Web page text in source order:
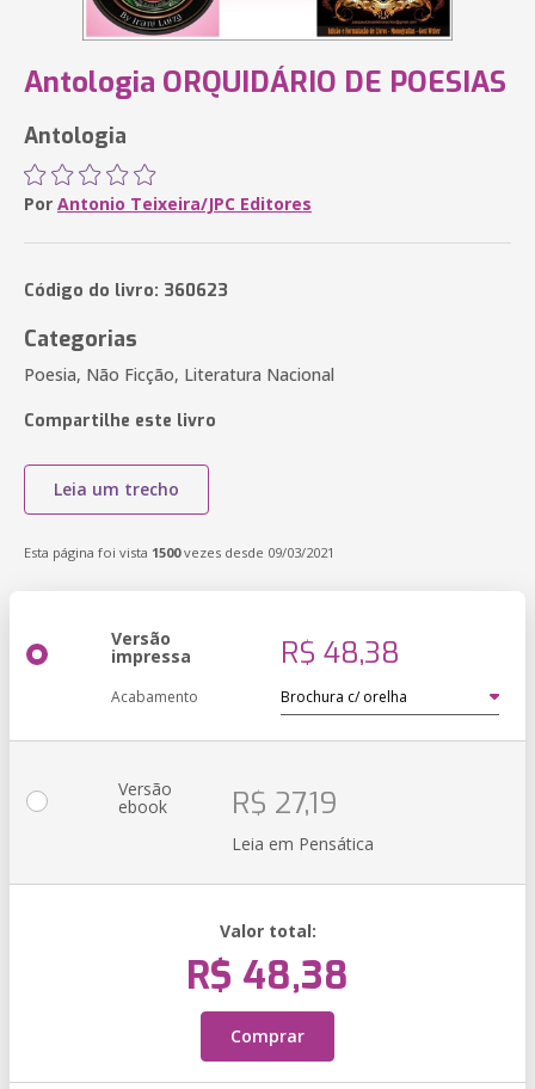
Antologia ORQUIDÁRIO DE POESIAS
Antologia
Por Antonio Teixeira/JPC Editores
Código do livro: 360623
Categorias
Poesia, Não Ficção, Literatura Nacional
Compartilhe este livro
Leia um trecho
Esta página foi vista 1500vezes desde 09/03/2021
Versão
impressa R$ 48,38
Acabamento
Versão
ebook R$ 27,19
Leia em Pensática
Valor total:
R$ 48,38
Comprar